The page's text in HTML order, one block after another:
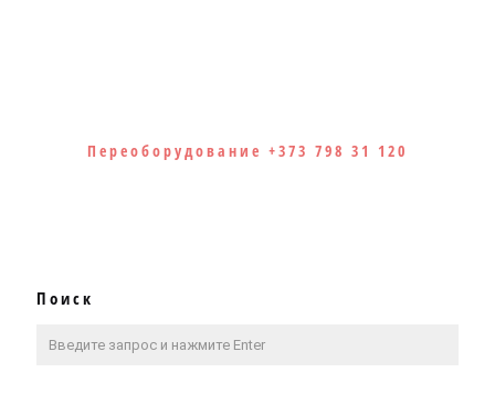
Переоборудование +373 798 31 120
Поиск